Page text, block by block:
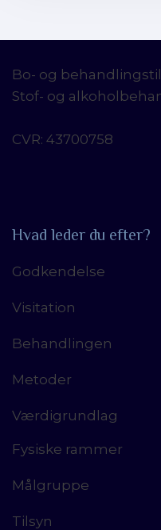
Bo- og
Stof- og
CVR​: 43700758
Hvad leder du efter?
Godkendelse
Visitation
Behandlingen
Metoder
Værdigrundlag
Fysiske rammer
Målgruppe
Tilsyn